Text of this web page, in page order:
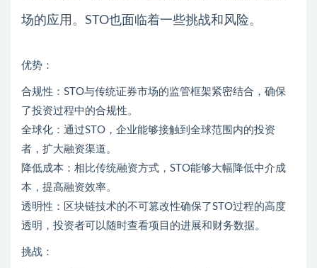
场的应用。STO也面临着一些挑战和风险。
优势：
合规性：STO与传统证券市场的监管框架紧密结合，确保
了投资过程中的合规性。
全球化：通过STO，企业能够接触到全球范围内的投资
者，扩大融资渠道。
降低成本：相比传统融资方式，STO能够大幅降低中介成
本，提高融资效率。
透明性：区块链技术的不可篡改性确保了STO过程的高度
透明，投资者可以随时查看项目的进展和财务数据。
挑战：